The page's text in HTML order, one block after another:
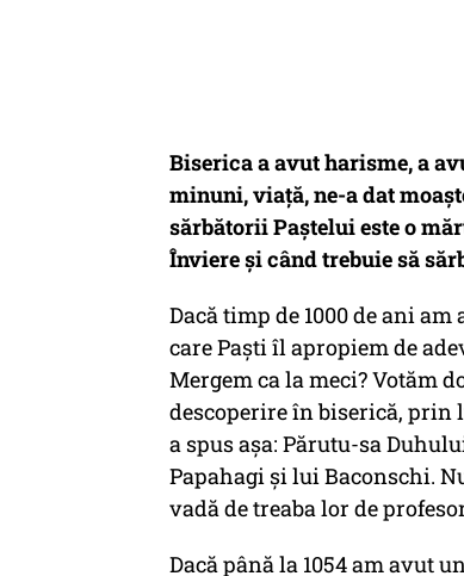
Biserica a avut harisme, a
minuni, viață, ne-a dat
sărbătorii Paștelui este o
Înviere și când trebuie să
Dacă timp de 1000 de ani
care Paști îl apropiem de
Mergem ca la meci? Votăm
descoperire în biserică, prin
a spus așa: Părutu-sa
Papahagi și lui Baconschi.
vadă de treaba lor de
Dacă până la 1054 am avut